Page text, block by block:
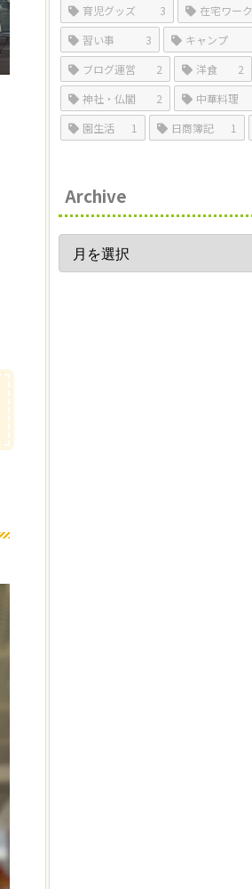
育児グッズ
3 在宅ワーク
習い事
3 キャンプ
ブログ運営
2 洋食 2
神社・仏閣
2 中華料理
園生活
1 日商簿記 1
Archive